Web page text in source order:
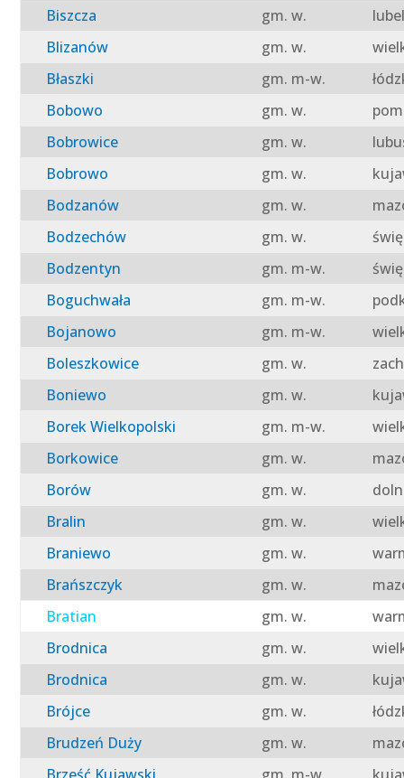
Biszcza
gm. w.
Blizanów
gm. w.
Błaszki
gm. m-w.
Bobowo
gm. w.
Bobrowice
gm. w.
Bobrowo
gm. w.
Bodzanów
gm. w.
Bodzechów
gm. w.
Bodzentyn
gm. m-w.
Boguchwała
gm. m-w.
Bojanowo
gm. m-w.
Boleszkowice
gm. w.
Boniewo
gm. w.
Borek Wielkopolski
gm. m-w.
Borkowice
gm. w.
Borów
gm. w.
Bralin
gm. w.
Braniewo
gm. w.
Brańszczyk
gm. w.
Bratian
gm. w.
Brodnica
gm. w.
Brodnica
gm. w.
Brójce
gm. w.
Brudzeń Duży
gm. w.